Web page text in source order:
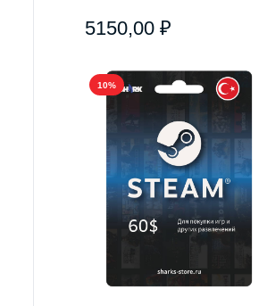
5150,00 ₽
10%